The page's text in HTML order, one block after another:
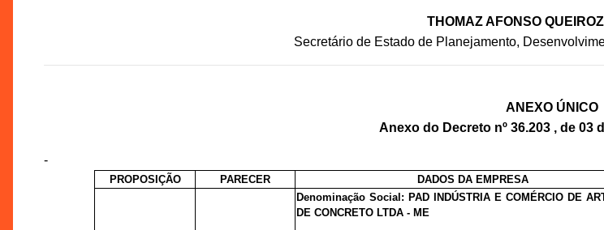
THOMAZ AFONSO
Secretário de Estado de Planejamento,
ANEXO ÚNICO
Anexo do Decreto nº 36.203 , de 03
-
PROPOSIÇÃO PARECER DADOS DA EMPRESA
Denominação Social: PAD INDÚSTRIA E COMÉRCIO DE
DE CONCRETO LTDA - ME